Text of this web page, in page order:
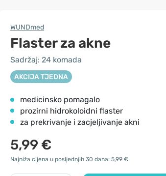
WUNDmed
Flaster za akne
Sadržaj: 24 komada
AKCIJA TJEDNA
medicinsko pomagalo
prozirni hidrokoloidni flaster
za prekrivanje i zacjeljivanje akni
5,99 €
Najniža cijena u posljednjih 30 dana: 5,99 €